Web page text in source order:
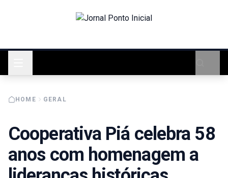
HOME GERAL
Cooperativa Piá celebra 58
anos com homenagem a